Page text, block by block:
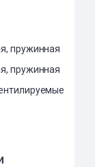
пружинная
пружинная